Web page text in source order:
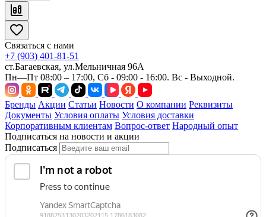
Связаться с нами
+7 (903) 401-81-51
ст.Багаевская, ул.Мельничная 96А
Пн—Пт 08:00 – 17:00, Сб - 09:00 - 16:00. Вс - Выходной.
Бренды Акции Статьи Новости О компании Реквизиты
Документы Условия оплаты Условия доставки
Корпоративным клиентам Вопрос-ответ Народный опыт
Подписаться на новости и акции
Подписаться